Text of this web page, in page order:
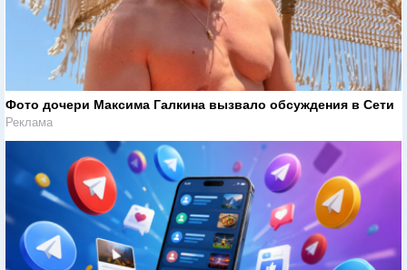
Фото дочери Максима Галкина вызвало обсуждения в Сети
Реклама